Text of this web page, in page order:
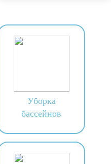
Уборка
бассейнов